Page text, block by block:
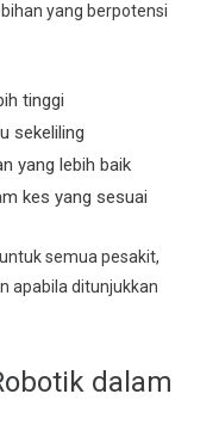
yang berpotensi
tinggi
sekeliling
yang lebih baik
kes yang sesuai
semua pesakit,
apabila ditunjukkan
dalam